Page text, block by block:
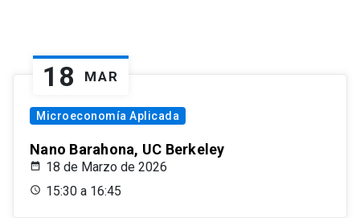
18 MAR
Microeconomía Aplicada
Nano Barahona, UC Berkeley
18 de Marzo de 2026
15:30 a 16:45